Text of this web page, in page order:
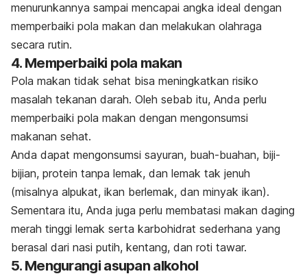
menurunkannya sampai mencapai angka ideal dengan
memperbaiki pola makan dan melakukan olahraga
secara rutin.
4. Memperbaiki pola makan
Pola makan tidak sehat bisa meningkatkan risiko
masalah tekanan darah. Oleh sebab itu, Anda perlu
memperbaiki pola makan dengan mengonsumsi
makanan sehat.
Anda dapat mengonsumsi sayuran, buah-buahan, biji-
bijian, protein tanpa lemak, dan lemak tak jenuh
(misalnya alpukat, ikan berlemak, dan minyak ikan).
Sementara itu, Anda juga perlu membatasi makan daging
merah tinggi lemak serta karbohidrat sederhana yang
berasal dari nasi putih, kentang, dan roti tawar.
5. Mengurangi asupan alkohol